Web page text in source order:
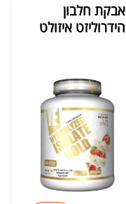
אבקת חלבון
הידרוליזט איזולט